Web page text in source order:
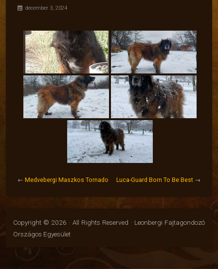
december 3, 2024
← Medvebergi Maszkos Tornado Luca-Guard Born To Be Best →
Copyright © 2026 · All Rights Reserved · Leonbergi Fajtagondozó
Országos Egyesület